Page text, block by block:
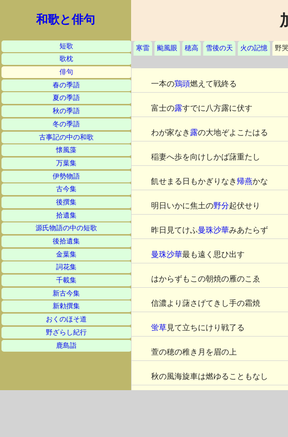
和歌と俳句
短歌
歌枕
俳句
春の季語
夏の季語
秋の季語
冬の季語
古事記の中の和歌
懐風藻
万葉集
伊勢物語
古今集
後撰集
拾遺集
源氏物語の中の短歌
後拾遺集
金葉集
詞花集
千載集
新古今集
新勅撰集
おくのほそ道
野ざらし紀行
鹿島詣
寒雷 颱風眼 穂高 雪後の天 火の記憶 野哭
一本の鶏頭燃えて戦終る
富士の露すでに八方露に伏す
わが家なき 露の大地ぞよこたはる
稲妻へ歩を向けしかば藷重たし
飢せまる日もかぎりなき 帰燕かな
明日いかに焦土の野分起伏せり
昨日見てけふ曼珠沙華みあたらず
曼珠沙華最も遠く思ひ出す
はからずもこの朝焼の雁のこゑ
信濃より藷さげてきし手の霜焼
蛍草見て立ちにけり戦了る
萱の穂の稚き月を眉の上
秋の風海旋車は燃ゆることもなし